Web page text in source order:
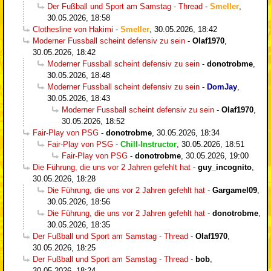
Der Fußball und Sport am Samstag - Thread - Smeller
30.05.2026, 18:58
Clothesline von Hakimi - Smeller 30.05.2026, 18:42
Moderner Fussball scheint defensiv zu sein - Olaf1970
30.05.2026, 18:42
Moderner Fussball scheint defensiv zu sein - donotrobme
30.05.2026, 18:48
Moderner Fussball scheint defensiv zu sein - DomJay
30.05.2026, 18:43
Moderner Fussball scheint defensiv zu sein - Olaf1970
30.05.2026, 18:52
Fair-Play von PSG - donotrobme 30.05.2026, 18:34
Fair-Play von PSG - Chill-Instructor 30.05.2026, 18:51
Fair-Play von PSG - donotrobme 30.05.2026, 19:00
Die Führung, die uns vor 2 Jahren gefehlt hat - guy_incognito
30.05.2026, 18:28
Die Führung, die uns vor 2 Jahren gefehlt hat - Gargamel09
30.05.2026, 18:56
Die Führung, die uns vor 2 Jahren gefehlt hat - donotrobme
30.05.2026, 18:35
Der Fußball und Sport am Samstag - Thread - Olaf1970
30.05.2026, 18:25
Der Fußball und Sport am Samstag - Thread - bob